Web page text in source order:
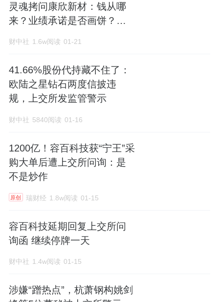
灵魂拷问康欣新材：钱从哪
来？业绩承诺是否画饼？有
财中社 1.6w阅读 01-21
41.66%股份代持藏不住了：
欧陆之星钻石两度信披违
规，上交所发监管警示
财中社 5840阅读 01-16
1200亿！容百科技获“宁王”采
购大单后遭上交所问询：是
不是炒作
原创 瑞财经 1.8w阅读 01-15
容百科技延期回复上交所问
询函 继续停牌一天
财中社 1.4w阅读 01-15
涉嫌“蹭热点”，杭萧钢构姚剑